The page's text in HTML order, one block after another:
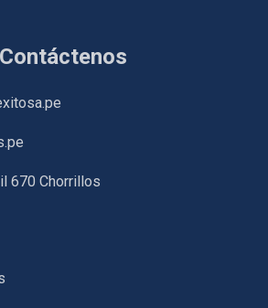
Contáctenos
670 Chorrillos